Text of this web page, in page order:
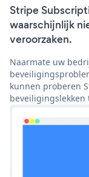
Stripe
waarschijnlijk
veroorzaken.
Naarmate uw
kunnen proberen
beveiligingslekken